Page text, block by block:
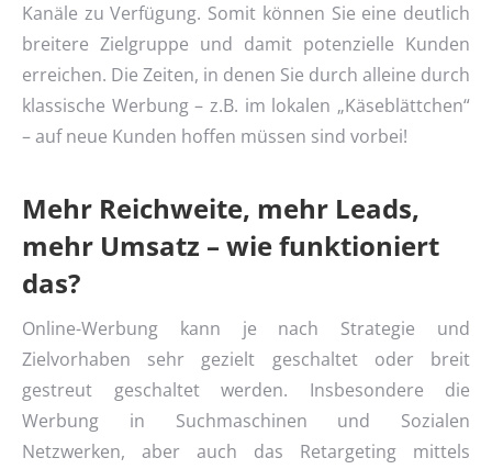
Kanäle zu Verfügung. Somit können Sie eine deutlich
breitere Zielgruppe und damit potenzielle Kunden
erreichen. Die Zeiten, in denen Sie durch alleine durch
klassische Werbung – z.B. im lokalen „Käseblättchen“
– auf neue Kunden hoffen müssen sind vorbei!
Mehr Reichweite, mehr Leads,
mehr Umsatz – wie funktioniert
das?
Online-Werbung kann je nach Strategie und
Zielvorhaben sehr gezielt geschaltet oder breit
gestreut geschaltet werden. Insbesondere die
Werbung in Suchmaschinen und Sozialen
Netzwerken, aber auch das Retargeting mittels